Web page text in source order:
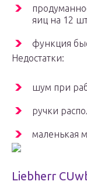
яиц на 12
функция
Недостатки:
шум при
ручки
маленькая
Liebherr